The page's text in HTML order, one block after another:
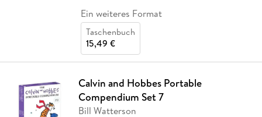
Ein weiteres Format
Taschenbuch
15,49 €
Calvin and Hobbes Portable
Compendium Set 7
Bill Watterson